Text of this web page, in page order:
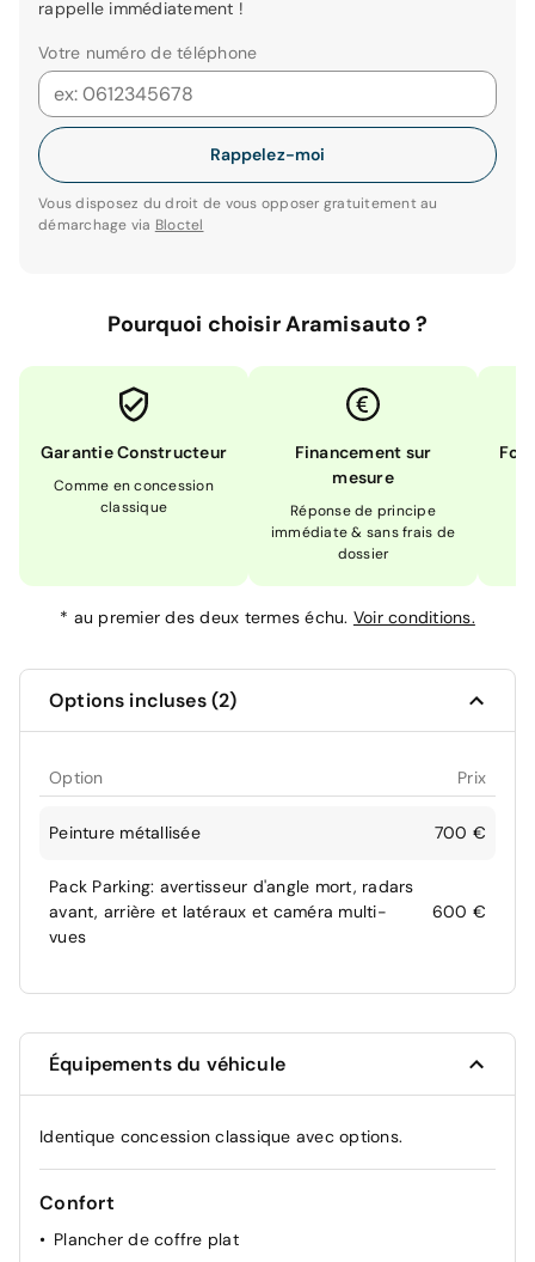
rappelle immédiatement !
Votre numéro de téléphone
Rappelez-moi
Vous disposez du droit de vous opposer gratuitement au
démarchage via Bloctel
Pourquoi choisir Aramisauto ?
Garantie Constructeur
Comme en concession
classique
Financement sur
mesure
Réponse de principe
immédiate & sans frais de
dossier
* au premier des deux termes échu. Voir conditions.
Options incluses (2)
Option Prix
Peinture métallisée 700 €
Pack Parking: avertisseur d'angle mort, radars
avant, arrière et latéraux et caméra multi-
vues
600 €
Équipements du véhicule
Identique concession classique avec options.
Confort
Plancher de coffre plat